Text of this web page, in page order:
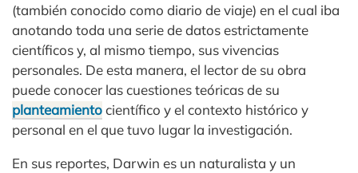
(también conocido como diario de viaje) en el cual iba
anotando toda una serie de datos estrictamente
científicos y, al mismo tiempo, sus vivencias
personales. De esta manera, el lector de su obra
puede conocer las cuestiones teóricas de su
planteamientocientífico y el contexto histórico y
personal en el que tuvo lugar la investigación.
En sus reportes, Darwin es un naturalista y un